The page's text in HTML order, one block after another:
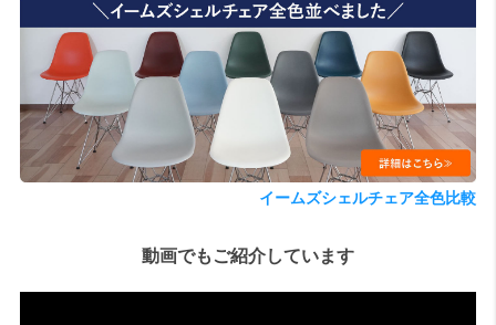
検索
イームズシェルチェア全色比較
動画でもご紹介しています